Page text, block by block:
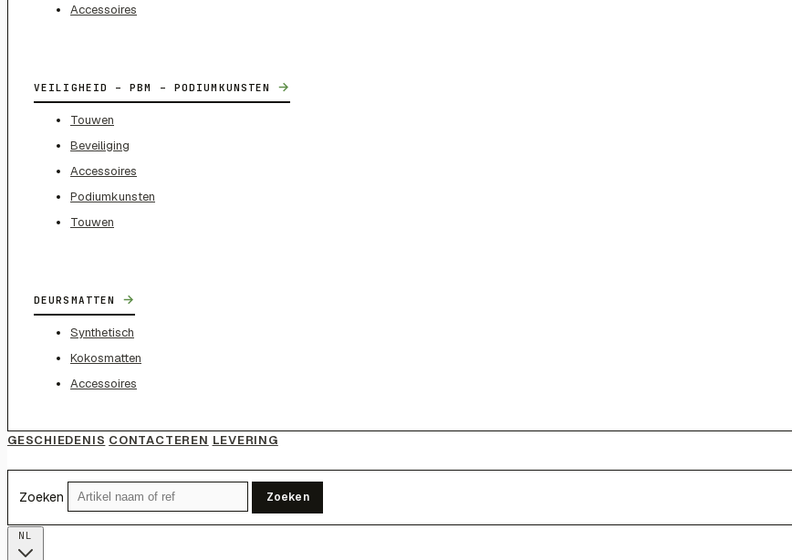
Accessoires
VEILIGHEID – PBM – PODIUMKUNSTEN →
Touwen
Beveiliging
Accessoires
Podiumkunsten
Touwen
DEURSMATTEN →
Synthetisch
Kokosmatten
Accessoires
GESCHIEDENIS CONTACTEREN LEVERING
Zoeken Zoeken